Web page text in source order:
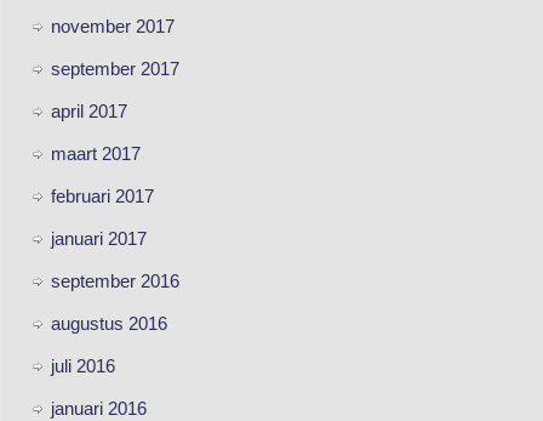
november 2017
september 2017
april 2017
maart 2017
februari 2017
januari 2017
september 2016
augustus 2016
juli 2016
januari 2016